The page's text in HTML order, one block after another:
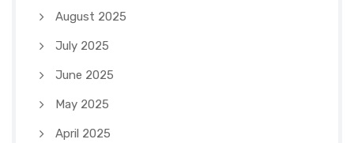
August 2025
July 2025
June 2025
May 2025
April 2025